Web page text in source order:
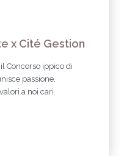
x Cité Gestion
Concorso ippico di
passione,
a noi cari.